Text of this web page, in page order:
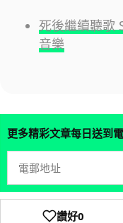
死後繼續聽歌
音樂
更多精彩文章每日送到
讚好0